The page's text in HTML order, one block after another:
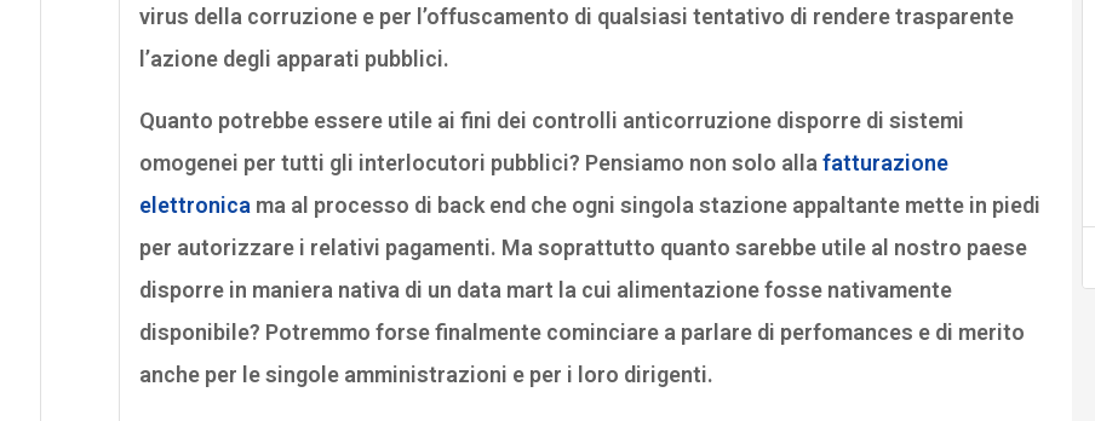
virus della corruzione e per l’offuscamento di qualsiasi tentativo di rendere trasparente
l’azione degli apparati pubblici.
Quanto potrebbe essere utile ai fini dei controlli anticorruzione disporre di sistemi
omogenei per tutti gli interlocutori pubblici? Pensiamo non solo alla fatturazione
elettronica ma al processo di back end che ogni singola stazione appaltante mette in piedi
per autorizzare i relativi pagamenti. Ma soprattutto quanto sarebbe utile al nostro paese
disporre in maniera nativa di un data mart la cui alimentazione fosse nativamente
disponibile? Potremmo forse finalmente cominciare a parlare di perfomances e di merito
anche per le singole amministrazioni e per i loro dirigenti.